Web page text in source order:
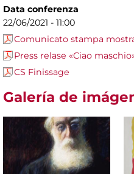
Data conferenza
22/06/2021 - 11:00
Comunicato stampa
Press relase «Ciao
CS Finissage
Galería de